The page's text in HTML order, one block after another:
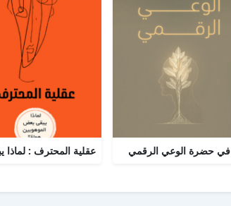
في حضرة الوعي الرقمي